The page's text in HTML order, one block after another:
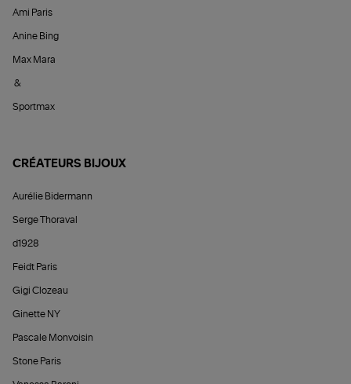
Ami Paris
Anine Bing
Max Mara
&
Sportmax
CRÉATEURS BIJOUX
Aurélie Bidermann
Serge Thoraval
d1928
Feidt Paris
Gigi Clozeau
Ginette NY
Pascale Monvoisin
Stone Paris